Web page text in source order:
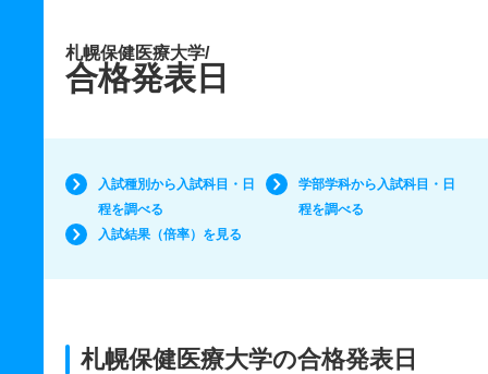
札幌保健医療大学/
合格発表日
入試種別から入試科目・日
程を調べる
学部学科から入試科目・日
程を調べる
入試結果（倍率）を見る
札幌保健医療大学の合格発表日